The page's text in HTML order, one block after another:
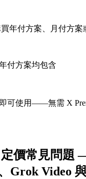
年付方案、月付方案
付方案均包含
可使用——無需 X
價常見問題
Grok Video